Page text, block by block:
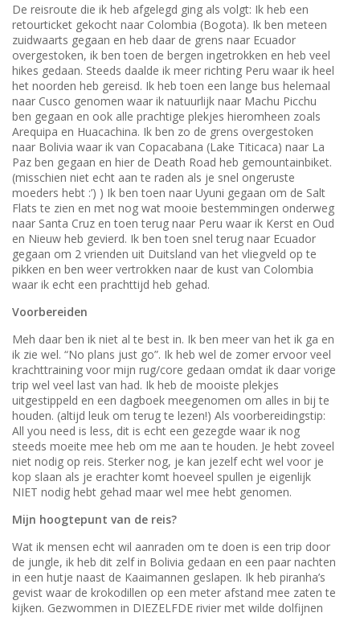
De reisroute die ik heb afgelegd ging als volgt: Ik heb een
retourticket gekocht naar Colombia (Bogota). Ik ben meteen
zuidwaarts gegaan en heb daar de grens naar Ecuador
overgestoken, ik ben toen de bergen ingetrokken en heb veel
hikes gedaan. Steeds daalde ik meer richting Peru waar ik heel
het noorden heb gereisd. Ik heb toen een lange bus helemaal
naar Cusco genomen waar ik natuurlijk naar Machu Picchu
ben gegaan en ook alle prachtige plekjes hieromheen zoals
Arequipa en Huacachina. Ik ben zo de grens overgestoken
naar Bolivia waar ik van Copacabana (Lake Titicaca) naar La
Paz ben gegaan en hier de Death Road heb gemountainbiket.
(misschien niet echt aan te raden als je snel ongeruste
moeders hebt :’) ) Ik ben toen naar Uyuni gegaan om de Salt
Flats te zien en met nog wat mooie bestemmingen onderweg
naar Santa Cruz en toen terug naar Peru waar ik Kerst en Oud
en Nieuw heb gevierd. Ik ben toen snel terug naar Ecuador
gegaan om 2 vrienden uit Duitsland van het vliegveld op te
pikken en ben weer vertrokken naar de kust van Colombia
waar ik echt een prachttijd heb gehad.
Voorbereiden
Meh daar ben ik niet al te best in. Ik ben meer van het ik ga en
ik zie wel. “No plans just go”. Ik heb wel de zomer ervoor veel
krachttraining voor mijn rug/core gedaan omdat ik daar vorige
trip wel veel last van had. Ik heb de mooiste plekjes
uitgestippeld en een dagboek meegenomen om alles in bij te
houden. (altijd leuk om terug te lezen!) Als voorbereidingstip:
All you need is less, dit is echt een gezegde waar ik nog
steeds moeite mee heb om me aan te houden. Je hebt zoveel
niet nodig op reis. Sterker nog, je kan jezelf echt wel voor je
kop slaan als je erachter komt hoeveel spullen je eigenlijk
NIET nodig hebt gehad maar wel mee hebt genomen.
Mijn hoogtepunt van de reis?
Wat ik mensen echt wil aanraden om te doen is een trip door
de jungle, ik heb dit zelf in Bolivia gedaan en een paar nachten
in een hutje naast de Kaaimannen geslapen. Ik heb piranha’s
gevist waar de krokodillen op een meter afstand mee zaten te
kijken. Gezwommen in DIEZELFDE rivier met wilde dolfijnen